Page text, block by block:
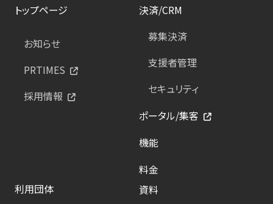
トップページ
お知らせ
PRTIMES
採用情報
決済/CRM
募集決済
支援者管理
セキュリティ
ポータル/集客
機能
料金
利用団体
資料